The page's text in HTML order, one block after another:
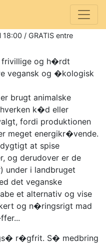
/ GRATIS entre
frivillige og h�rdt
vegansk og �kologisk
brugt animalske
k�d eller
fordi produktionen
meget energikr�vende.
at spise
og derudover er de
under i landbruget
det veganske
et alternativ og vise
og n�ringsrigt mad
r�gfrit. S� medbring